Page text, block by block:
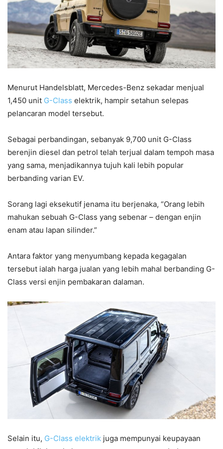
Menurut Handelsblatt, Mercedes-Benz sekadar menjual
1,450 unit G-Class elektrik, hampir setahun selepas
pelancaran model tersebut.
Sebagai perbandingan, sebanyak 9,700 unit G-Class
berenjin diesel dan petrol telah terjual dalam tempoh masa
yang sama, menjadikannya tujuh kali lebih popular
berbanding varian EV.
Sorang lagi eksekutif jenama itu berjenaka, “Orang lebih
mahukan sebuah G-Class yang sebenar – dengan enjin
enam atau lapan silinder.”
Antara faktor yang menyumbang kepada kegagalan
tersebut ialah harga jualan yang lebih mahal berbanding G-
Class versi enjin pembakaran dalaman.
Selain itu, G-Class elektrik juga mempunyai keupayaan